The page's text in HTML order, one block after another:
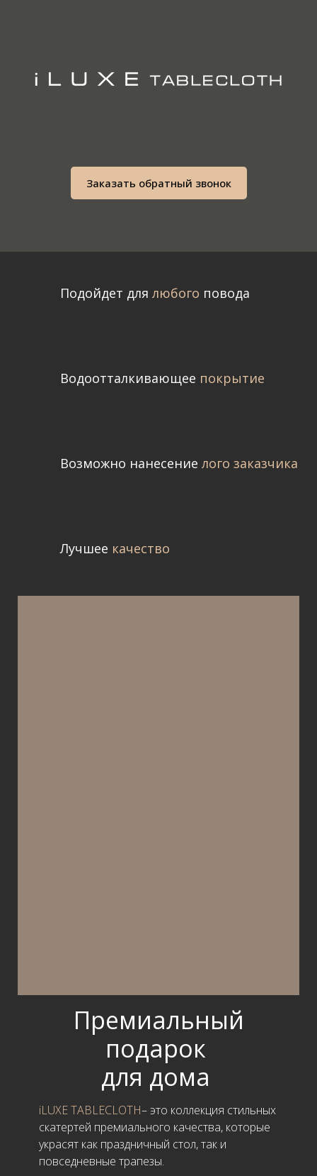
Заказать обратный звонок
Подойдет для любого повода
Водоотталкивающее покрытие
Возможно нанесение лого заказчика
Лучшее качество
Премиальный
подарок
для дома
iLUXE TABLECLOTH– это коллекция стильных
скатертей премиального качества, которые
украсят как праздничный стол, так и
повседневные трапезы.